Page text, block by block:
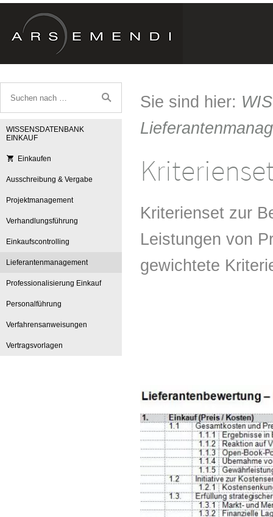
WISSENSDATENBANK
EINKAUF
Einkaufen
Ausschreibung & Vergabe
Projektmanagement
Verhandlungsführung
Einkaufscontrolling
Lieferantenmanagement
Professionalisierung Einkauf
Personalführung
Verfahrensanweisungen
Vertragsvorlagen
Sie sind hier:
Kriterienset zur
Leistungen von
gewichtete